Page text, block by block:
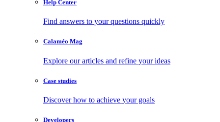
Help Center
Find answers to your questions quickly
Calaméo Mag
Explore our articles and refine your ideas
Case studies
Discover how to achieve your goals
Developers